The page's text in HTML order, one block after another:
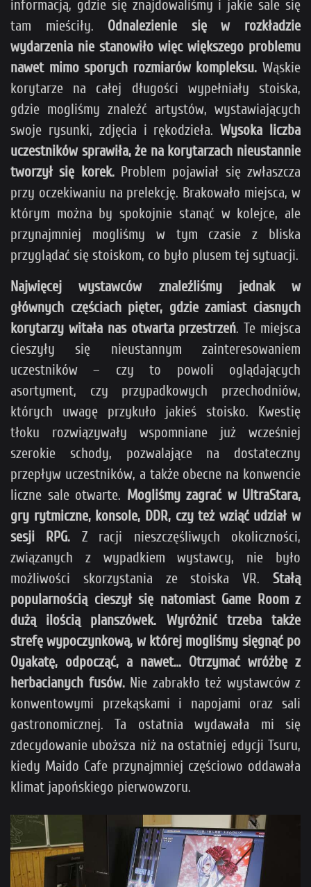
informacją, gdzie się znajdowaliśmy i jakie sale się
tam mieściły. Odnalezienie się w rozkładzie
wydarzenia nie stanowiło więc większego problemu
nawet mimo sporych rozmiarów kompleksu. Wąskie
korytarze na całej długości wypełniały stoiska,
gdzie mogliśmy znaleźć artystów, wystawiających
swoje rysunki, zdjęcia i rękodzieła.Wysoka liczba
uczestników sprawiła, że na korytarzach nieustannie
tworzył się korek.Problem pojawiał się zwłaszcza
przy oczekiwaniu na prelekcję. Brakowało miejsca, w
którym można by spokojnie stanąć w kolejce, ale
przynajmniej mogliśmy w tym czasie z bliska
przyglądać się stoiskom, co było plusem tej sytuacji.
Najwięcej wystawców znaleźliśmy jednak w
głównych częściach pięter, gdzie zamiast ciasnych
korytarzy witała nas otwarta przestrzeń. Te miejsca
cieszyły się nieustannym zainteresowaniem
uczestników – czy to powoli oglądających
asortyment, czy przypadkowych przechodniów,
których uwagę przykuło jakieś stoisko. Kwestię
tłoku rozwiązywały wspomniane już wcześniej
szerokie schody, pozwalające na dostateczny
przepływ uczestników, a także obecne na konwencie
liczne sale otwarte. Mogliśmy zagrać w UltraStara,
gry rytmiczne, konsole, DDR, czy też wziąć udział w
sesji RPG. Z racji nieszczęśliwych okoliczności,
związanych z wypadkiem wystawcy, nie było
możliwości skorzystania ze stoiska VR. Stałą
popularnością cieszył się natomiast Game Room z
dużą ilością planszówek. Wyróżnić trzeba także
strefę wypoczynkową, w której mogliśmy sięgnąć po
Oyakatę, odpocząć, a nawet… Otrzymać wróżbę z
herbacianych fusów.Nie zabrakło też wystawców z
konwentowymi przekąskami i napojami oraz sali
gastronomicznej. Ta ostatnia wydawała mi się
zdecydowanie uboższa niż na ostatniej edycji Tsuru,
kiedy Maido Cafe przynajmniej częściowo oddawała
klimat japońskiego pierwowzoru.